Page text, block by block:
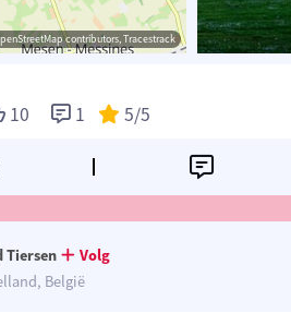
contributors, Tracestrack
10 1 5/5
© OpenStreetMap contributors, Tracestrack
Tiersen
Volg
België